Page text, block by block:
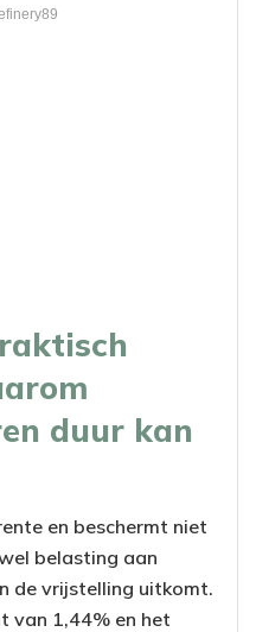
duur kan
en beschermt niet
belasting aan
de vrijstelling uitkomt.
van 1,44% en het